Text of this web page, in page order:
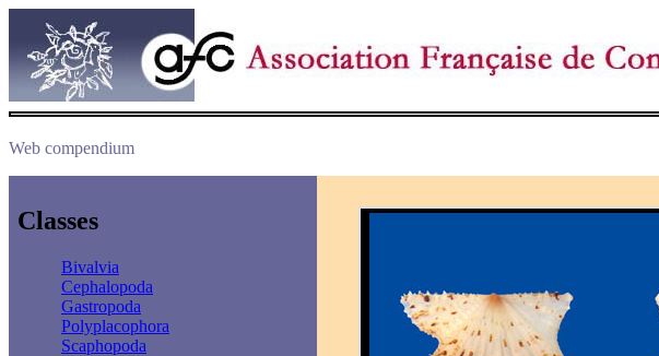
Web compendium
Classes
Bivalvia
Cephalopoda
Gastropoda
Polyplacophora
Scaphopoda